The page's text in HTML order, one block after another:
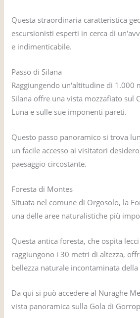
Questa straordinaria caratteristica
escursionisti esperti in cerca di
e indimenticabile.
Passo di Silana
Raggiungendo un'altitudine di 1.000
Silana offre una vista mozzafiato sul
Luna e sulle sue imponenti pareti.
Questo passo panoramico si trova
un facile accesso ai visitatori
paesaggio circostante.
Foresta di Montes
Situata nel comune di Orgosolo, la
una delle aree naturalistiche più
Questa antica foresta, che ospita
raggiungono i 30 metri di altezza,
bellezza naturale incontaminata della
Da qui si può accedere al Nuraghe
vista panoramica sulla Gola di